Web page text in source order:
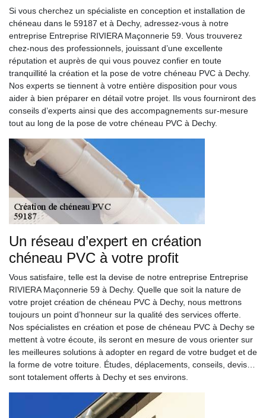
Si vous cherchez un spécialiste en conception et installation de
chéneau dans le 59187 et à Dechy, adressez-vous à notre
entreprise Entreprise RIVIERA Maçonnerie 59. Vous trouverez
chez-nous des professionnels, jouissant d’une excellente
réputation et auprès de qui vous pouvez confier en toute
tranquillité la création et la pose de votre chéneau PVC à Dechy.
Nos experts se tiennent à votre entière disposition pour vous
aider à bien préparer en détail votre projet. Ils vous fourniront des
conseils d’experts ainsi que des accompagnements sur-mesure
tout au long de la pose de votre chéneau PVC à Dechy.
Un réseau d’expert en création
chéneau PVC à votre profit
Vous satisfaire, telle est la devise de notre entreprise Entreprise
RIVIERA Maçonnerie 59 à Dechy. Quelle que soit la nature de
votre projet création de chéneau PVC à Dechy, nous mettrons
toujours un point d’honneur sur la qualité des services offerte.
Nos spécialistes en création et pose de chéneau PVC à Dechy se
mettent à votre écoute, ils seront en mesure de vous orienter sur
les meilleures solutions à adopter en regard de votre budget et de
la forme de votre toiture. Études, déplacements, conseils, devis…
sont totalement offerts à Dechy et ses environs.